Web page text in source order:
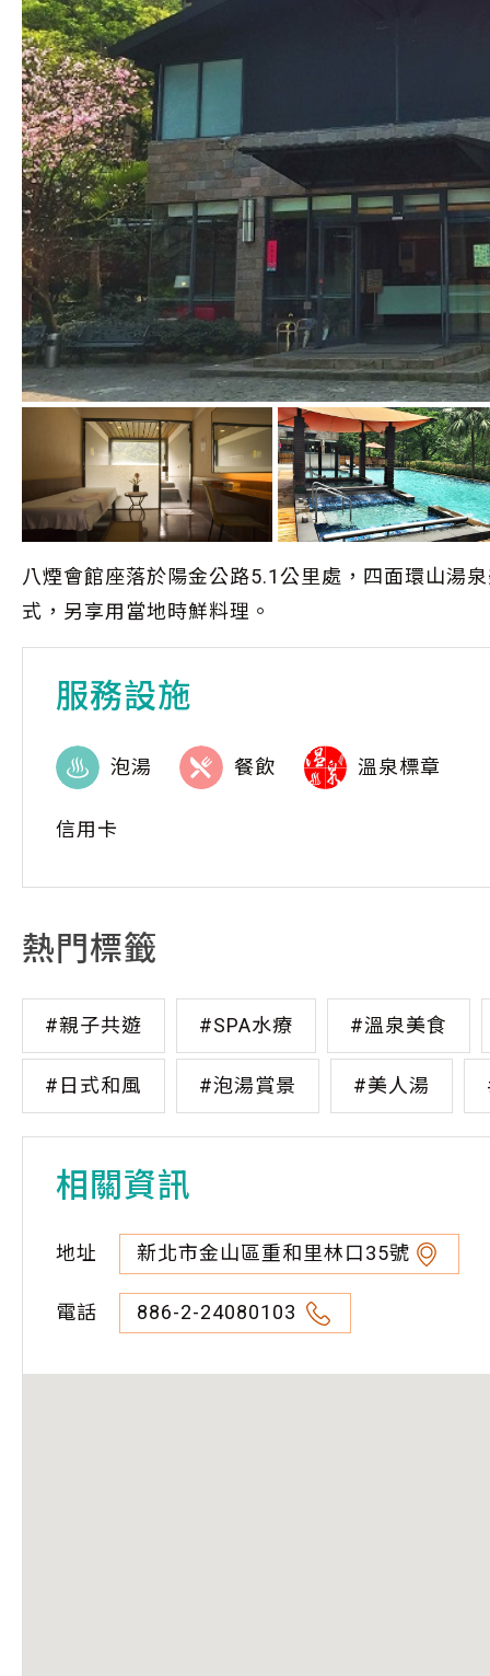
八煙會館座落於陽金公路5.1公里處，四面環山湯
式，另享用當地時鮮料理。
服務設施
泡湯 餐飲 溫泉標章
信用卡
熱門標籤
#親子共遊 #SPA水療 #溫泉美食
#日式和風 #泡湯賞景 #美人湯
相關資訊
地址 新北市金山區重和里林口35號
電話 886-2-24080103